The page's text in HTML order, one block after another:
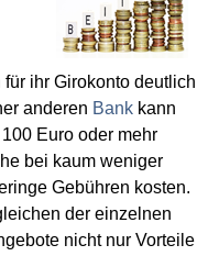
ihr Girokonto deutlich
anderen Bank kann
Euro oder mehr
bei kaum weniger
Gebühren kosten.
der einzelnen
nicht nur Vorteile